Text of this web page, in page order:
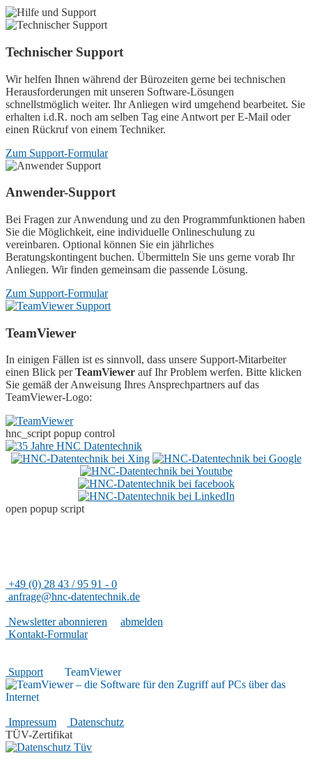
Technischer Support
Wir helfen Ihnen während der Bürozeiten gerne bei technischen
Herausforderungen mit unseren Software-Lösungen
schnellstmöglich weiter. Ihr Anliegen wird umgehend bearbeitet. Sie
erhalten i.d.R. noch am selben Tag eine Antwort per E-Mail oder
einen Rückruf von einem Techniker.
Zum Support-Formular
Anwender-Support
Bei Fragen zur Anwendung und zu den Programmfunktionen haben
Sie die Möglichkeit, eine individuelle Onlineschulung zu
vereinbaren. Optional können Sie ein jährliches
Beratungskontingent buchen. Übermitteln Sie uns gerne vorab Ihr
Anliegen. Wir finden gemeinsam die passende Lösung.
Zum Support-Formular
TeamViewer
In einigen Fällen ist es sinnvoll, dass unsere Support-Mitarbeiter
einen Blick perTeamViewer auf Ihr Problem werfen. Bitte klicken
Sie gemäß der Anweisung Ihres Ansprechpartners auf das
TeamViewer-Logo:
hnc_script popup control
open popup script
+49 (0) 28 43 / 95 91 - 0
anfrage@hnc-datentechnik.de
Newsletter abonnieren
abmelden
Kontakt-Formular
Support
TeamViewer
Impressum
Datenschutz
TÜV-Zertifikat